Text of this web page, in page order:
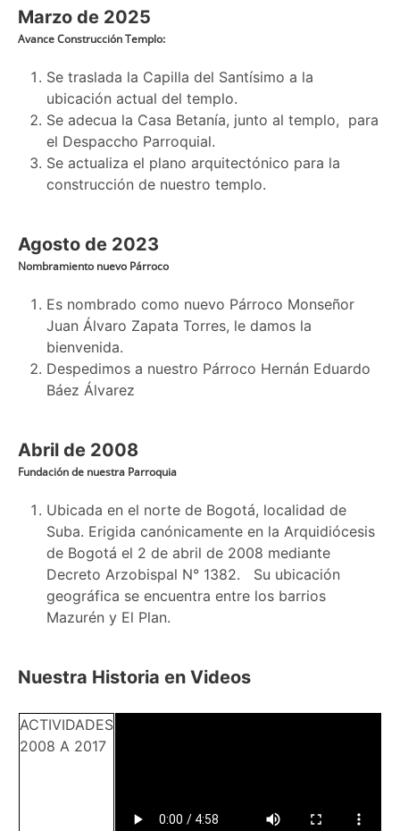
Marzo de 2025
Avance Construcción Templo:
Se traslada la Capilla del Santísimo a la
ubicación actual del templo.
Se adecua la Casa Betanía, junto al templo, para
el Despaccho Parroquial.
Se actualiza el plano arquitectónico para la
construcción de nuestro templo.
Agosto de 2023
Nombramiento nuevo Párroco
Es nombrado como nuevo Párroco Monseñor
Juan Álvaro Zapata Torres, le damos la
bienvenida.
Despedimos a nuestro Párroco Hernán Eduardo
Báez Álvarez
Abril de 2008
Fundación de nuestra Parroquia
Ubicada en el norte de Bogotá, localidad de
Suba. Erigida canónicamente en la Arquidiócesis
de Bogotá el 2 de abril de 2008 mediante
Decreto Arzobispal N° 1382. Su ubicación
geográfica se encuentra entre los barrios
Mazurén y El Plan.
Nuestra Historia en Videos
ACTIVIDADES
2008 A 2017